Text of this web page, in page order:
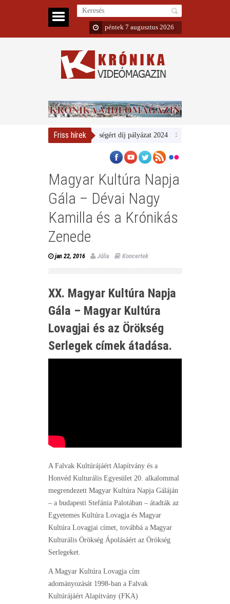
péntek 7 augusztus 2026
Friss hírek
Emberarcú Egészségért díj pályázat 2024 Kertész/Kópiák
Magyar Kultúra Napja
Gála – Dévai Nagy
Kamilla és a Krónikás
Zenede
jan 22, 2016 Júlia Koncertek
XX. Magyar Kultúra Napja
Gála – Magyar Kultúra
Lovagjai és az Örökség
Serlegek címek átadása.
A Falvak Kultúrájáért Alapítvány és a
Honvéd Kulturális Egyesület 20. alkalommal
megrendezett Magyar Kultúra Napja Gáláján
– a budapesti Stefánia Palotában – átadták az
Egyetemes Kultúra Lovagja és Magyar
Kultúra Lovagjai címet, továbbá a Magyar
Kulturális Örökség Ápolásáért az Örökség
Serlegeket.
A Magyar Kultúra Lovagja cím
adományozását 1998-ban a Falvak
Kultúrájáért Alapítvány (FKA)